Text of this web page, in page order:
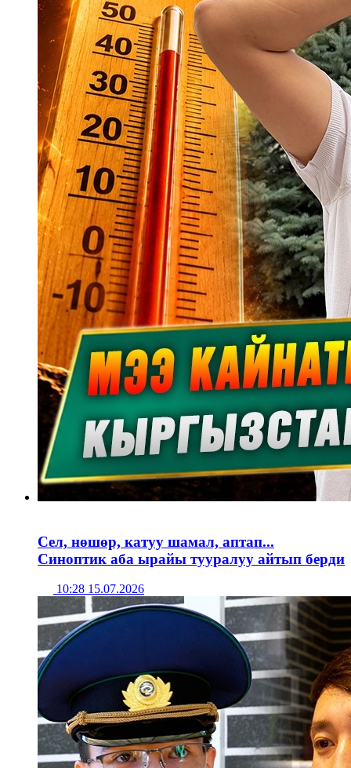
Сел, нөшөр, катуу шамал, аптап...
Синоптик аба ырайы тууралуу айтып берди
10:28 15.07.2026